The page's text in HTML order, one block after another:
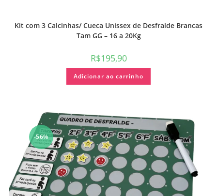
Kit com 3 Calcinhas/ Cueca Unissex de Desfralde Brancas
Tam GG – 16 a 20Kg
R$195,90
Adicionar ao carrinho
-56%